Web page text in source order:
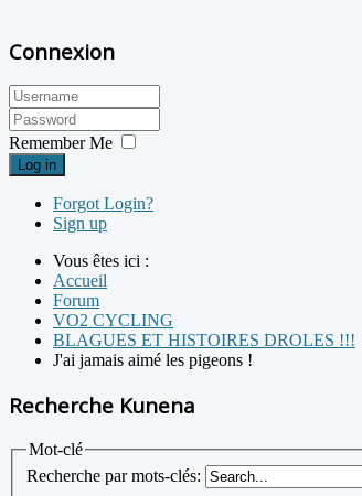
Connexion
Remember Me
Log in
Forgot Login?
Sign up
Vous êtes ici :
Accueil
Forum
VO2 CYCLING
BLAGUES ET HISTOIRES DROLES !!!
J'ai jamais aimé les pigeons !
Recherche Kunena
Mot-clé
Recherche par mots-clés: